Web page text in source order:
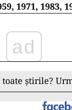
1971, 1983,
ad
știrile?